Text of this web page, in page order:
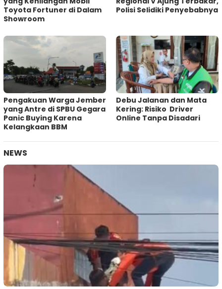
Toyota Fortuner di Dalam
Showroom
Polisi Selidiki Penyebabnya
Pengakuan Warga Jember
yang Antre di SPBU Gegara
Panic Buying Karena
Kelangkaan BBM
Debu Jalanan dan Mata
Kering: Risiko Driver
Online Tanpa Disadari
NEWS